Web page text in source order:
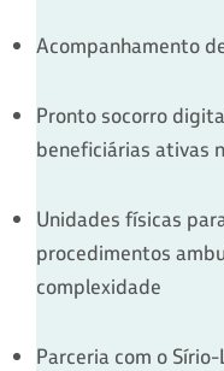
Acompanhamento
Pronto socorro
beneficiárias ativas
Unidades físicas
procedimentos
complexidade
Parceria com o